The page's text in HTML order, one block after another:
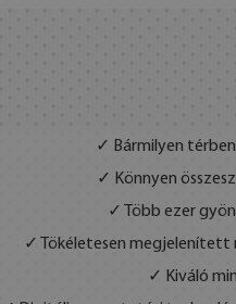
✓ Bármilyen
✓ Könnyen
✓ Több ezer
✓ Tökéletesen megjelenített
✓ Kiváló